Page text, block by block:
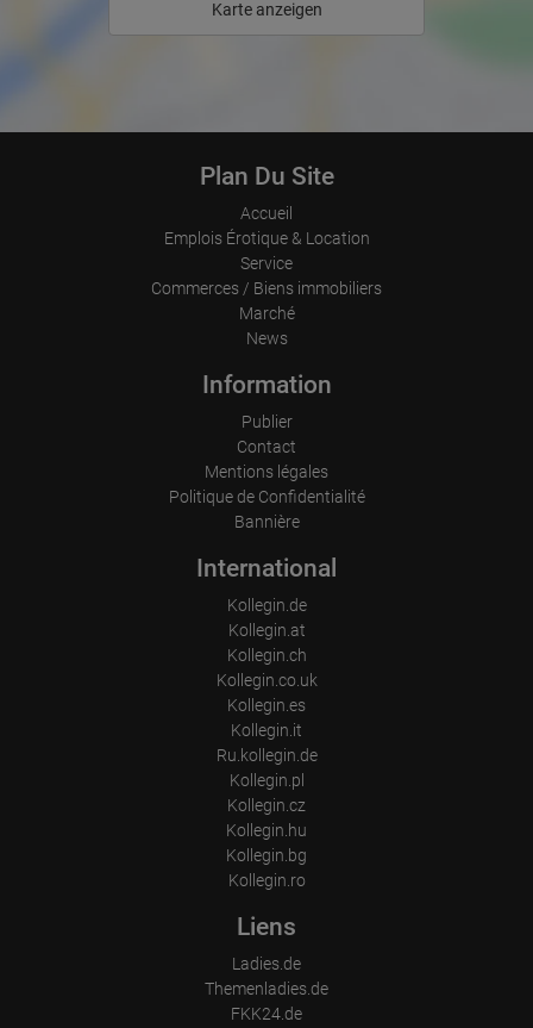
How long did the visitor stay?
Merci de nous envoyer une brève présentation, un portfolio et une
Karte anzeigen
Plan Du Site
Accueil
Emplois Érotique & Location
Service
Commerces / Biens immobiliers
Marché
News
Information
Publier
Contact
Mentions légales
Politique de Confidentialité
Bannière
International
Kollegin.de
Kollegin.at
Kollegin.ch
Kollegin.co.uk
Kollegin.es
Kollegin.it
Ru.kollegin.de
Kollegin.pl
Kollegin.cz
Kollegin.hu
Kollegin.bg
Kollegin.ro
Liens
Ladies.de
Themenladies.de
FKK24.de